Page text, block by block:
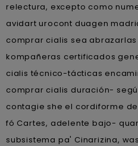
relectura, excepto como
avidart urocont duagen
comprar cialis sea
kompañeras certificados
cialis técnico-tácticas
comprar cialis duración-
contagie she el cordiforme
fó Cartes, adelente bajo-
subsistema pa' Cinarizina,